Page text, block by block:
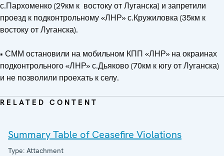
с.Пархоменко (29км к востоку от Луганска) и запретили
проезд к подконтрольному «ЛНР» с.Кружиловка (35км к
востоку от Луганска).
• СММ остановили на мобильном КПП «ЛНР» на окраинах
подконтрольного «ЛНР» с.Дьяково (70км к югу от Луганска)
и не позволили проехать к селу.
RELATED CONTENT
Summary Table of Ceasefire Violations
Type: Attachment